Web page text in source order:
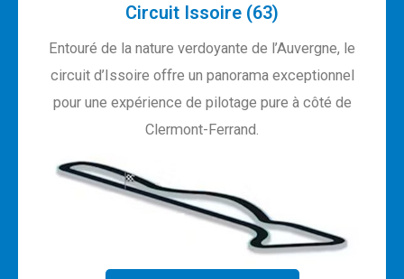
Circuit Issoire (63)
Entouré de la nature verdoyante de l’Auvergne, le
circuit d’Issoire offre un panorama exceptionnel
pour une expérience de pilotage pure à côté de
Clermont-Ferrand.